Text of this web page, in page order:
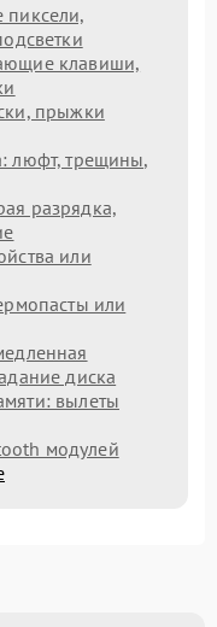
пиксели,
клавиши,
прыжки
люфт, трещины,
разрядка,
или
или
диска
вылеты
модулей